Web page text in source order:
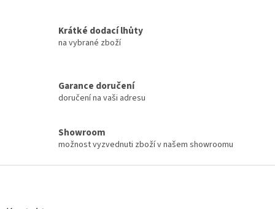
Krátké dodací lhůty
na vybrané zboží
Garance doručení
doručení na vaši adresu
Showroom
možnost vyzvednuti zboží v našem showroomu